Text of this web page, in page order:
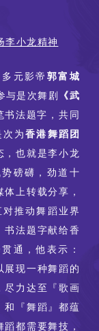
李小龙精神
元影帝 郭富城
与是次舞剧 《武
书法题字，共同
次为香港舞蹈团
，也就是李小龙
磅礴，劲道十
上转载分享，
对推动舞蹈业界
书法题字献给香
通，他表示：
展现一种舞蹈的
尽力达至『歌画
和『舞蹈』都蕴
都需要舞技，